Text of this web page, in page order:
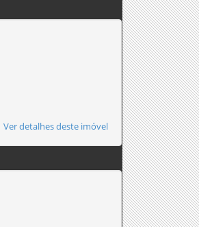
Ver detalhes deste imóvel